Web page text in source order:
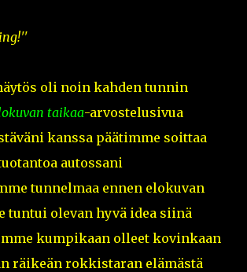
oli noin kahden tunnin
taikaa-arvostelusivua
kanssa päätimme soittaa
autossani
tunnelmaa ennen elokuvan
tuntui olevan hyvä idea siinä
kumpikaan olleet kovinkaan
räikeän rokkistaran elämästä